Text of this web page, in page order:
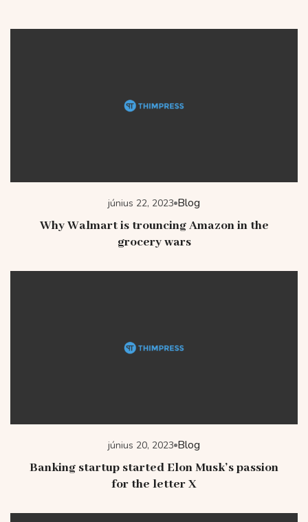
június 22, 2023 Blog
Why Walmart is trouncing Amazon in the
grocery wars
június 20, 2023 Blog
Banking startup started Elon Musk’s passion
for the letter X